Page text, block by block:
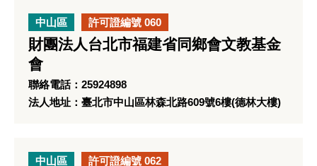
中山區 許可證編號 060
財團法人台北市福建省同鄉會文教基金
會
聯絡電話：25924898
法人地址：臺北市中山區林森北路609號6樓(德林大樓)
中山區 許可證編號 062